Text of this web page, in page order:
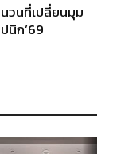
วนที่เปลี่ยนมุม
นิก’69